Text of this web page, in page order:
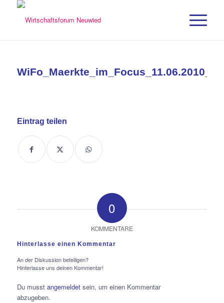
Eintrag teilen
0
KOMMENTARE
Hinterlasse einen Kommentar
An der Diskussion beteiligen?
Hinterlasse uns deinen Kommentar!
Du musst angemeldetsein, um einen Kommentar
abzugeben.